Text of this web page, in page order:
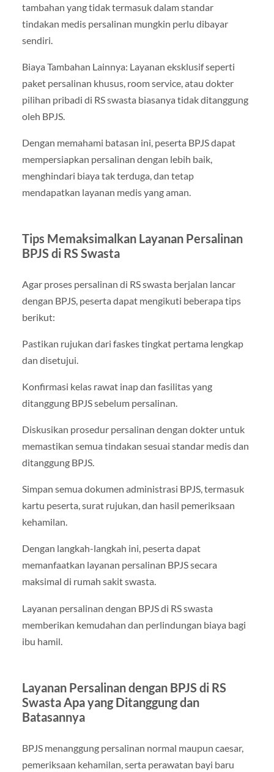
tambahan yang tidak termasuk dalam standar
tindakan medis persalinan mungkin perlu dibayar
sendiri.
Biaya Tambahan Lainnya: Layanan eksklusif seperti
paket persalinan khusus, room service, atau dokter
pilihan pribadi di RS swasta biasanya tidak ditanggung
oleh BPJS.
Dengan memahami batasan ini, peserta BPJS dapat
mempersiapkan persalinan dengan lebih baik,
menghindari biaya tak terduga, dan tetap
mendapatkan layanan medis yang aman.
Tips Memaksimalkan Layanan Persalinan
BPJS di RS Swasta
Agar proses persalinan di RS swasta berjalan lancar
dengan BPJS, peserta dapat mengikuti beberapa tips
berikut:
Pastikan rujukan dari faskes tingkat pertama lengkap
dan disetujui.
Konfirmasi kelas rawat inap dan fasilitas yang
ditanggung BPJS sebelum persalinan.
Diskusikan prosedur persalinan dengan dokter untuk
memastikan semua tindakan sesuai standar medis dan
ditanggung BPJS.
Simpan semua dokumen administrasi BPJS, termasuk
kartu peserta, surat rujukan, dan hasil pemeriksaan
kehamilan.
Dengan langkah-langkah ini, peserta dapat
memanfaatkan layanan persalinan BPJS secara
maksimal di rumah sakit swasta.
Layanan persalinan dengan BPJS di RS swasta
memberikan kemudahan dan perlindungan biaya bagi
ibu hamil.
Layanan Persalinan dengan BPJS di RS
Swasta Apa yang Ditanggung dan
Batasannya
BPJS menanggung persalinan normal maupun caesar,
pemeriksaan kehamilan, serta perawatan bayi baru